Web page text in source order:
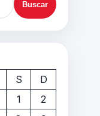
S
D
1
2